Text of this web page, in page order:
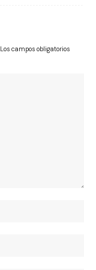
Los campos obligatorios